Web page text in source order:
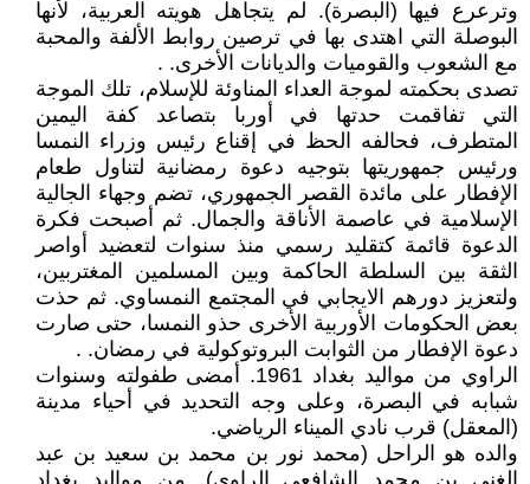
وترعرع فيها (البصرة). لم يتجاهل هويته العربية، لأنها
البوصلة التي اهتدى بها في ترصين روابط الألفة والمحبة
مع الشعوب والقوميات والديانات الأخرى. .
تصدى بحكمته لموجة العداء المناوئة للإسلام، تلك الموجة
التي تفاقمت حدتها في أوربا بتصاعد كفة اليمين
المتطرف، فحالفه الحظ في إقناع رئيس وزراء النمسا
ورئيس جمهوريتها بتوجيه دعوة رمضانية لتناول طعام
الإفطار على مائدة القصر الجمهوري، تضم وجهاء الجالية
الإسلامية في عاصمة الأناقة والجمال. ثم أصبحت فكرة
الدعوة قائمة كتقليد رسمي منذ سنوات لتعضيد أواصر
الثقة بين السلطة الحاكمة وبين المسلمين المغتربين،
ولتعزيز دورهم الايجابي في المجتمع النمساوي. ثم حذت
بعض الحكومات الأوربية الأخرى حذو النمسا، حتى صارت
دعوة الإفطار من الثوابت البروتوكولية في رمضان. .
الراوي من مواليد بغداد 1961. أمضى طفولته وسنوات
شبابه في البصرة، وعلى وجه التحديد في أحياء مدينة
(المعقل) قرب نادي الميناء الرياضي.
والده هو الراحل (محمد نور بن محمد بن سعيد بن عبد